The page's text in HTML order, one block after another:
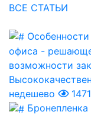
ВСЕ СТАТЬИ
офиса -
возможности
недешево
1471